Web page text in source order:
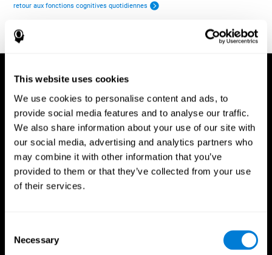
This website uses cookies
We use cookies to personalise content and ads, to
provide social media features and to analyse our traffic.
We also share information about your use of our site with
our social media, advertising and analytics partners who
may combine it with other information that you’ve
provided to them or that they’ve collected from your use
of their services.
Selection
Necessary
retour aux fonctions cognitives quotidiennes